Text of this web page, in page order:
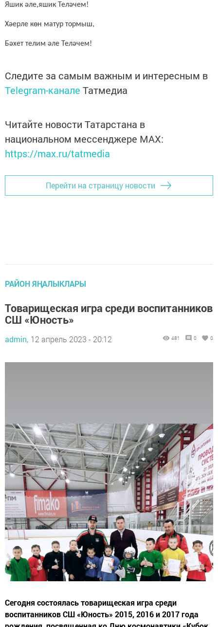
Яшик әле,яшик Теләчем!
Хәерле көн матур тормыш,
Бәхет телим әле Теләчем!
Следите за самым важным и интересным в
Telegram-канале Татмедиа
Читайте новости Татарстана в
национальном мессенджере MАХ:
https://max.ru/tatmedia
Перейти на страницу новости
РАЙОН ЯҢАЛЫКЛАРЫ
Товарищеская игра среди воспитанников
СШ «Юность»
admin, 12 апрель 2023 - 20:12 481 0 0
Сегодня состоялась товарищеская игра среди
воспитанников СШ «Юность» 2015, 2016 и 2017 года